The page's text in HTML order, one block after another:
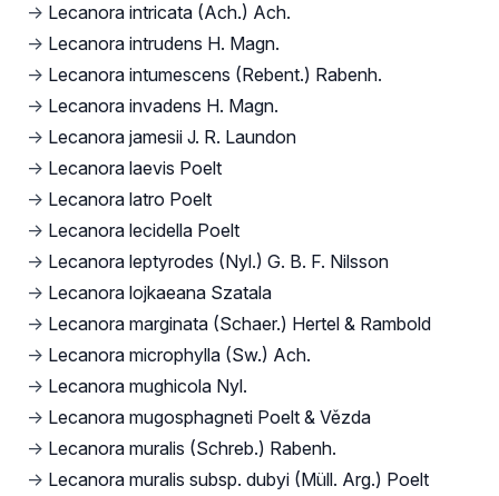
→ Lecanora intricata (Ach.) Ach.
→ Lecanora intrudens H. Magn.
→ Lecanora intumescens (Rebent.) Rabenh.
→ Lecanora invadens H. Magn.
→ Lecanora jamesii J. R. Laundon
→ Lecanora laevis Poelt
→ Lecanora latro Poelt
→ Lecanora lecidella Poelt
→ Lecanora leptyrodes (Nyl.) G. B. F. Nilsson
→ Lecanora lojkaeana Szatala
→ Lecanora marginata (Schaer.) Hertel & Rambold
→ Lecanora microphylla (Sw.) Ach.
→ Lecanora mughicola Nyl.
→ Lecanora mugosphagneti Poelt & Vězda
→ Lecanora muralis (Schreb.) Rabenh.
→ Lecanora muralis subsp. dubyi (Müll. Arg.) Poelt